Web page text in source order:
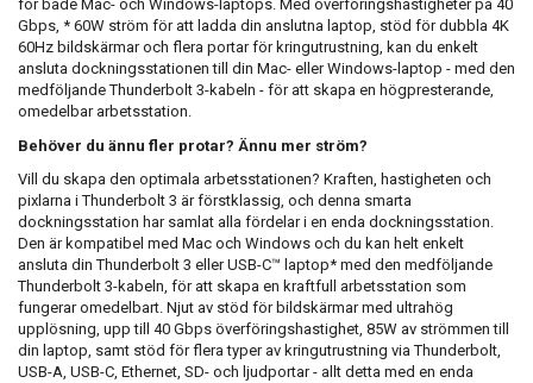
för både Mac- och Windows-laptops. Med överföringshastigheter på 40
Gbps, * 60W ström för att ladda din anslutna laptop, stöd för dubbla 4K
60Hz bildskärmar och flera portar för kringutrustning, kan du enkelt
ansluta dockningsstationen till din Mac- eller Windows-laptop - med den
medföljande Thunderbolt 3-kabeln - för att skapa en högpresterande,
omedelbar arbetsstation.
Behöver du ännu fler protar? Ännu mer ström?
Vill du skapa den optimala arbetsstationen? Kraften, hastigheten och
pixlarna i Thunderbolt 3 är förstklassig, och denna smarta
dockningsstation har samlat alla fördelar i en enda dockningsstation.
Den är kompatibel med Mac och Windows och du kan helt enkelt
ansluta din Thunderbolt 3 eller USB-C™ laptop* med den medföljande
Thunderbolt 3-kabeln, för att skapa en kraftfull arbetsstation som
fungerar omedelbart. Njut av stöd för bildskärmar med ultrahög
upplösning, upp till 40 Gbps överföringshastighet, 85W av strömmen till
din laptop, samt stöd för flera typer av kringutrustning via Thunderbolt,
USB-A, USB-C, Ethernet, SD- och ljudportar - allt detta med en enda